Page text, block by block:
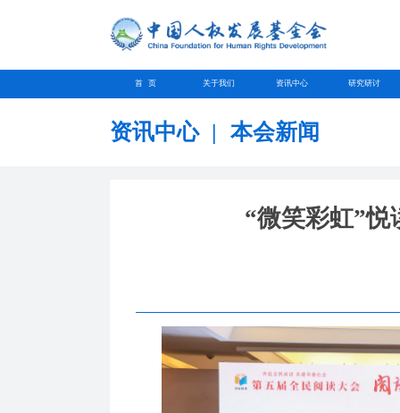
首 页 关于我们 资讯中心 研究研讨
资讯中心 | 本会新闻
“微笑彩虹”悦